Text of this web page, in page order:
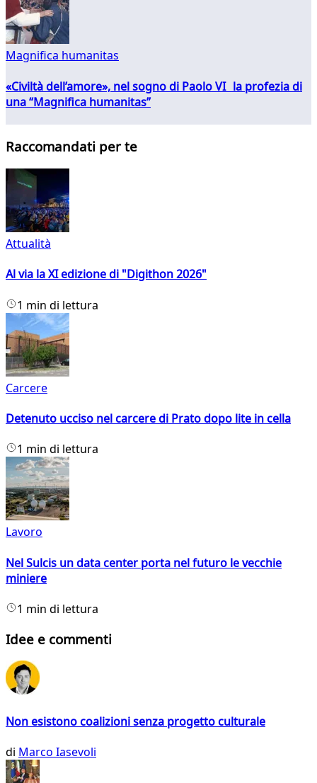
Magnifica humanitas
«Civiltà dell’amore», nel sogno di Paolo VI la profezia di
una “Magnifica humanitas”
Raccomandati per te
Attualità
Al via la XI edizione di "Digithon 2026"
1 min di lettura
Carcere
Detenuto ucciso nel carcere di Prato dopo lite in cella
1 min di lettura
Lavoro
Nel Sulcis un data center porta nel futuro le vecchie
miniere
1 min di lettura
Idee e commenti
Non esistono coalizioni senza progetto culturale
di Marco Iasevoli